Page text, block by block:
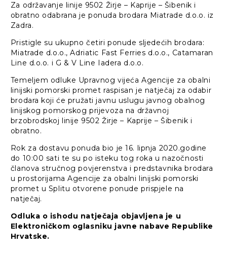
Za održavanje linije 9502 Žirje – Kaprije – Šibenik i
obratno odabrana je ponuda brodara Miatrade d.o.o. iz
Zadra.
Pristigle su ukupno četiri ponude sljedećih brodara:
Miatrade d.o.o., Adriatic Fast Ferries d.o.o., Catamaran
Line d.o.o. i G & V Line Iadera d.o.o.
Temeljem odluke Upravnog vijeća Agencije za obalni
linijski pomorski promet raspisan je natječaj za odabir
brodara koji će pružati javnu uslugu javnog obalnog
linijskog pomorskog prijevoza na državnoj
brzobrodskoj linije 9502 Žirje – Kaprije – Šibenik i
obratno.
Rok za dostavu ponuda bio je 16. lipnja 2020.godine
do 10:00 sati te su po isteku tog roka u nazočnosti
članova stručnog povjerenstva i predstavnika brodara
u prostorijama Agencije za obalni linijski pomorski
promet u Splitu otvorene ponude prispjele na
natječaj.
Odluka o ishodu natječaja objavljena je u
Elektroničkom oglasniku javne nabave Republike
Hrvatske.